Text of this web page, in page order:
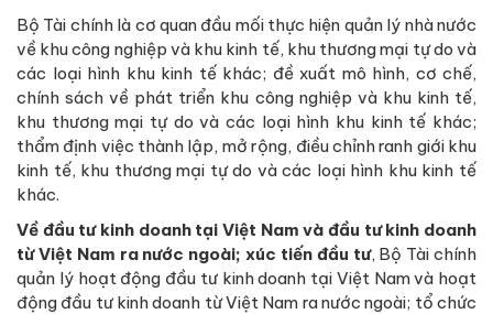
Bộ Tài chính là cơ quan đầu mối thực hiện quản lý nhà nước
về khu công nghiệp và khu kinh tế, khu thương mại tự do và
các loại hình khu kinh tế khác; đề xuất mô hình, cơ chế,
chính sách về phát triển khu công nghiệp và khu kinh tế,
khu thương mại tự do và các loại hình khu kinh tế khác;
thẩm định việc thành lập, mở rộng, điều chỉnh ranh giới khu
kinh tế, khu thương mại tự do và các loại hình khu kinh tế
khác.
Về đầu tư kinh doanh tại Việt Nam và đầu tư kinh doanh
từ Việt Nam ra nước ngoài; xúc tiến đầu tư, Bộ Tài chính
quản lý hoạt động đầu tư kinh doanh tại Việt Nam và hoạt
động đầu tư kinh doanh từ Việt Nam ra nước ngoài; tổ chức